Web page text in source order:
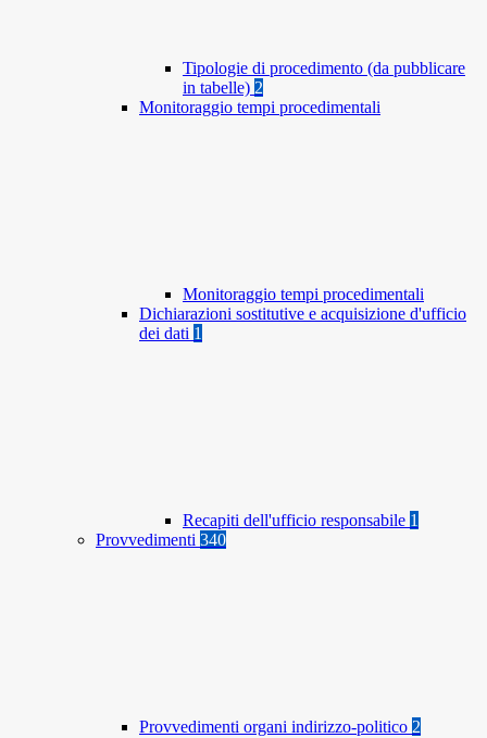
Tipologie di procedimento (da pubblicare
in tabelle) 2
Monitoraggio tempi procedimentali
Monitoraggio tempi procedimentali
Dichiarazioni sostitutive e acquisizione d'ufficio
dei dati 1
Recapiti dell'ufficio responsabile 1
Provvedimenti 340
Provvedimenti organi indirizzo-politico 2